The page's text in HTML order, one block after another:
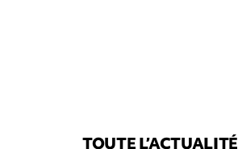
TOUTE L’ACTUALITÉ